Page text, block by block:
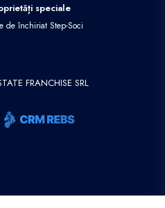
speciale
de închiriat Step-Soci
FRANCHISE SRL